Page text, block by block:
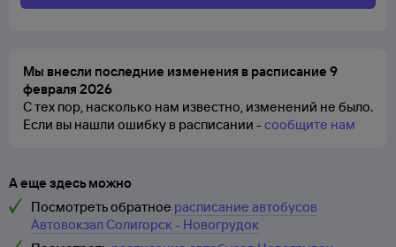
Мы внесли последние изменения в расписание 9
февраля 2026
С тех пор, насколько нам известно, изменений не было.
Если вы нашли ошибку в расписании -сообщите нам
А еще здесь можно
Посмотреть обратное расписание автобусов
Автовокзал Солигорск - Новогрудок